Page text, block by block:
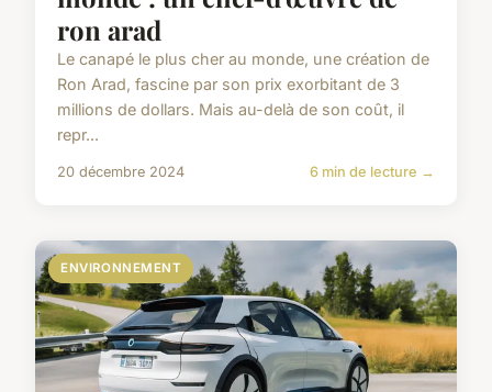
ron arad
Le canapé le plus cher au monde, une création de
Ron Arad, fascine par son prix exorbitant de 3
millions de dollars. Mais au-delà de son coût, il
repr...
20 décembre 2024 6 min de lecture →
ENVIRONNEMENT